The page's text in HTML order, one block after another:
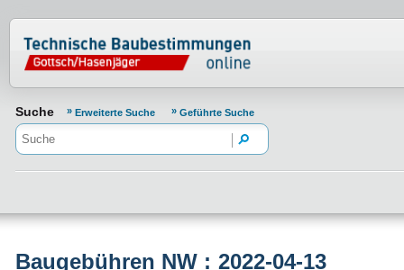
Normenportal Barrierefreiheit
Suche Erweiterte Suche Geführte Suche
Baugebühren NW : 2022-04-13